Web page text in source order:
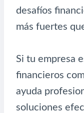
desafíos
más fuertes
Si tu empresa
financieros
ayuda
soluciones